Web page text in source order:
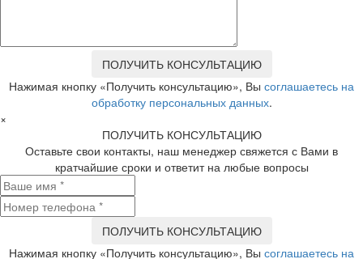
Нажимая кнопку «Получить консультацию», Вы соглашаетесь на
обработку персональных данных.
×
ПОЛУЧИТЬ КОНСУЛЬТАЦИЮ
Оставьте свои контакты, наш менеджер свяжется с Вами в
кратчайшие сроки и ответит на любые вопросы
Нажимая кнопку «Получить консультацию», Вы соглашаетесь на